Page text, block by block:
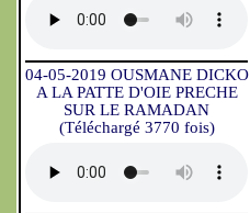
04-05-2019 OUSMANE DICKO
A LA PATTE D'OIE PRECHE
SUR LE RAMADAN
(Téléchargé 3770 fois)